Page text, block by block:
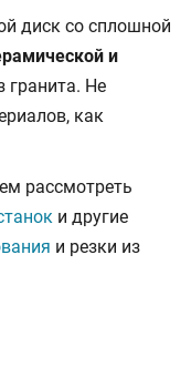
диск со сплошной
и
гранита. Не
как
рассмотреть
и другие
и резки из